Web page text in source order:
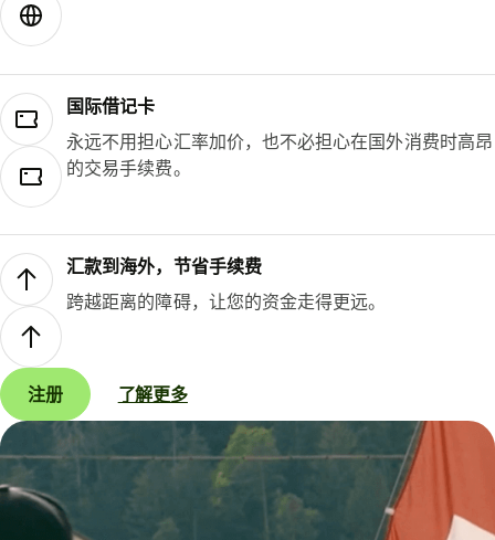
国际借记卡
永远不用担心汇率加价，也不必担心在国外消费时高昂
的交易手续费。
汇款到海外，节省手续费
跨越距离的障碍，让您的资金走得更远。
注册 了解更多